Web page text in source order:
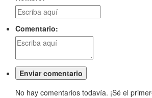
Comentario:
No hay comentarios todavía. ¡Sé el